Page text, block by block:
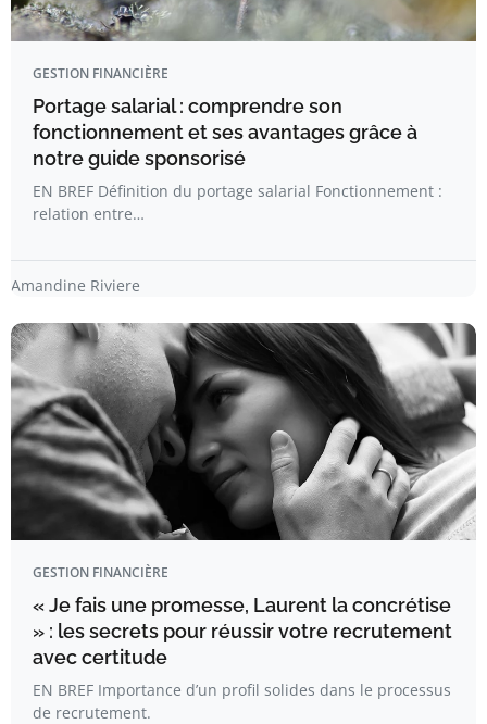
GESTION FINANCIÈRE
Portage salarial : comprendre son
fonctionnement et ses avantages grâce à
notre guide sponsorisé
EN BREF Définition du portage salarial Fonctionnement :
relation entre…
Amandine Riviere
GESTION FINANCIÈRE
« Je fais une promesse, Laurent la concrétise
» : les secrets pour réussir votre recrutement
avec certitude
EN BREF Importance d’un profil solides dans le processus
de recrutement.